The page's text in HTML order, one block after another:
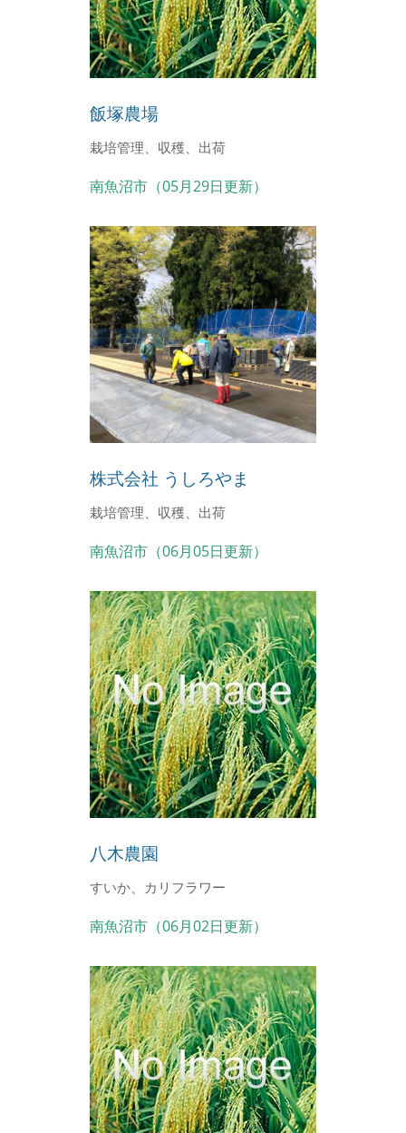
飯塚農場
栽培管理、収穫、出荷
南魚沼市（05月29日更新）
株式会社 うしろやま
栽培管理、収穫、出荷
南魚沼市（06月05日更新）
八木農園
すいか、カリフラワー
南魚沼市（06月02日更新）